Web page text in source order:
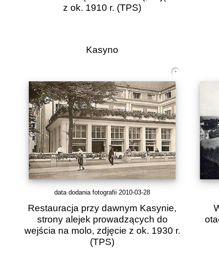
z ok. 1910 r. (TPS)
Kasyno
data dodania fotografii 2010-03-28
Restauracja przy dawnym Kasynie,
strony alejek prowadzących do
wejścia na molo, zdjęcie z ok. 1930 r.
(TPS)